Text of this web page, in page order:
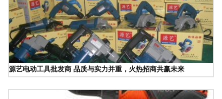
源艺电动工具批发商 品质与实力并重，火热招商共赢未来